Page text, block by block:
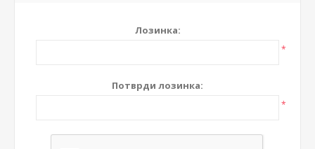
Лозинка:
*
Потврди лозинка:
*